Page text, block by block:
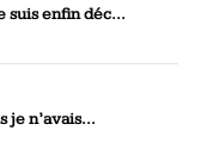
suis enfin déc...
je n’avais...